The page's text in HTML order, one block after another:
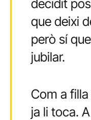
decidit
que deixi
però sí
jubilar.
Com a
ja li toca.